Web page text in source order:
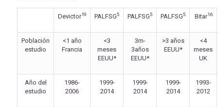
Devictor19 PALFSG5 PALFSG5 PALFSG5 Bitar16
Población
estudio
<1 año
Francia
<3
meses
EEUU*
3m-
3años
EEUU*
>3 años
EEUU*
<4
meses
UK
Año del
estudio
1986-
2006
1999-
2014
1999-
2014
1999-
2014
1993-
2012